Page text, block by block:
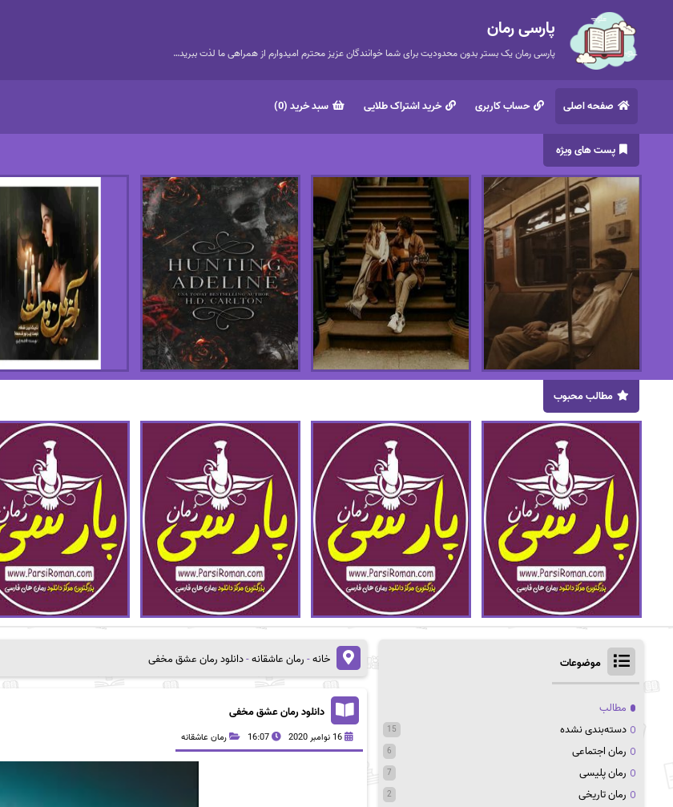
پارسی رمان
پارسی رمان یک بستر بدون محدودیت برای شما خوانندگان عزیز محترم امیدوارم از همراهی ما لذت ببرید…
صفحه اصلی حساب کاربری خرید اشتراک طلایی سبد خرید (0)
پست های ویژه
مطالب محبوب
خانه-رمان عاشقانه-دانلود رمان عشق مخفی
دانلود رمان عشق مخفی
16 نوامبر 2020 16:07 رمان عاشقانه
موضوعات
مطالب
دسته‌بندی نشده
15
رمان اجتماعی 6
رمان پلیسی 7
رمان تاریخی 2